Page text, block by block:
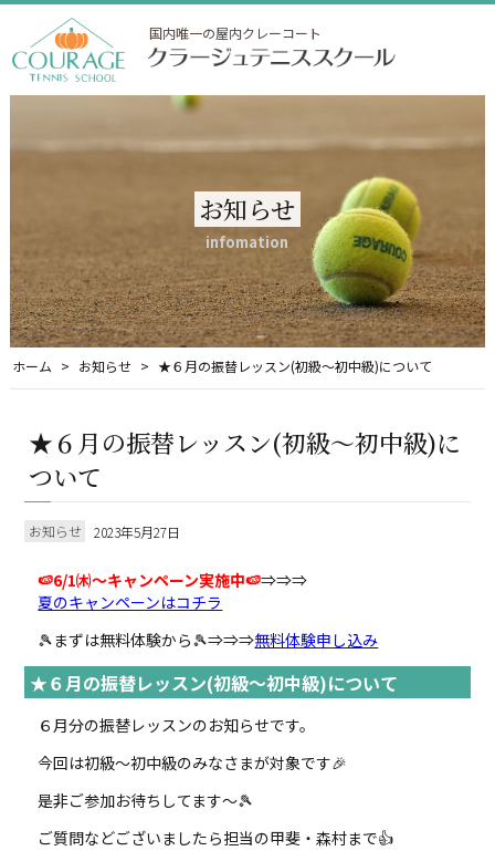
国内唯一の屋内クレーコート
お知らせ
infomation
ホーム お知らせ ★６月の振替レッスン(初級～初中級)について
★６月の振替レッスン(初級～初中級)に
ついて
お知らせ 2023年5月27日
🍉6/1㈭～キャンペーン実施中🍉⇒⇒⇒
夏のキャンペーンはコチラ
🎾まずは無料体験から🎾⇒⇒⇒無料体験申し込み
★６月の振替レッスン(初級～初中級)について
６月分の振替レッスンのお知らせです。
今回は初級～初中級のみなさまが対象です🎉
是非ご参加お待ちしてます～🎾
ご質問などございましたら担当の甲斐・森村まで👍